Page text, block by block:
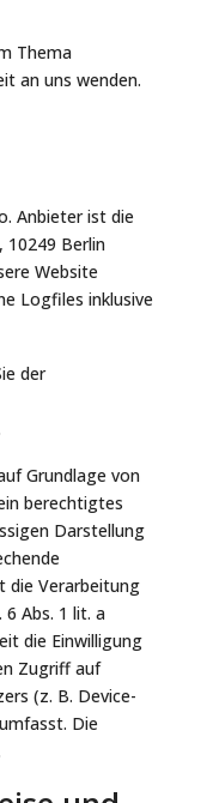
Thema
an uns wenden.
Anbieter ist die
Berlin
Website
Logfiles inklusive
der
Grundlage von
berechtigtes
Darstellung
die Verarbeitung
Abs. 1 lit. a
die Einwilligung
Zugriff auf
(z. B. Device-
Die